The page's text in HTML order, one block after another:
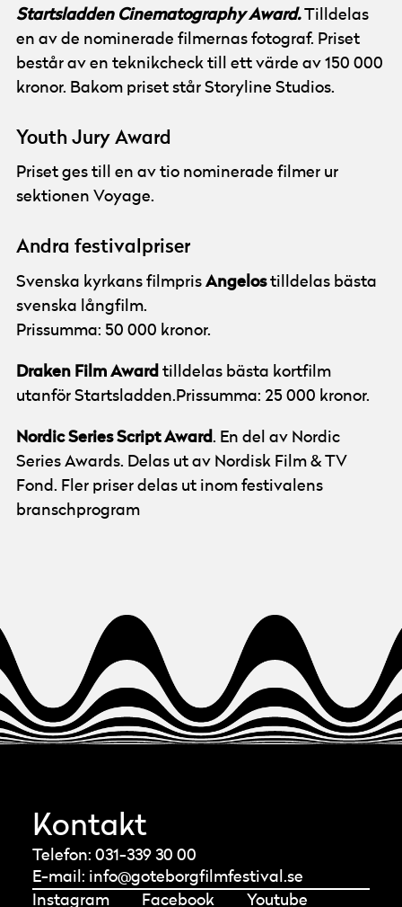
Startsladden Cinematography Award.Tilldelas
en av de nominerade filmernas fotograf. Priset
består av en teknikcheck till ett värde av 150 000
kronor. Bakom priset står Storyline Studios.
Youth Jury Award
Priset ges till en av tio nominerade filmer ur
sektionen Voyage.
Andra festivalpriser
Svenska kyrkans filmpris Angelostilldelas bästa
svenska långfilm.
Prissumma: 50 000 kronor.
Draken Film Award tilldelas bästa kortfilm
utanför Startsladden.Prissumma: 25 000 kronor.
Nordic Series Script Award. En del av Nordic
Series Awards. Delas ut av Nordisk Film & TV
Fond. Fler priser delas ut inom festivalens
branschprogram
Kontakt
Telefon: 031-339 30 00
E-mail: info@goteborgfilmfestival.se
Instagram
Facebook Youtube